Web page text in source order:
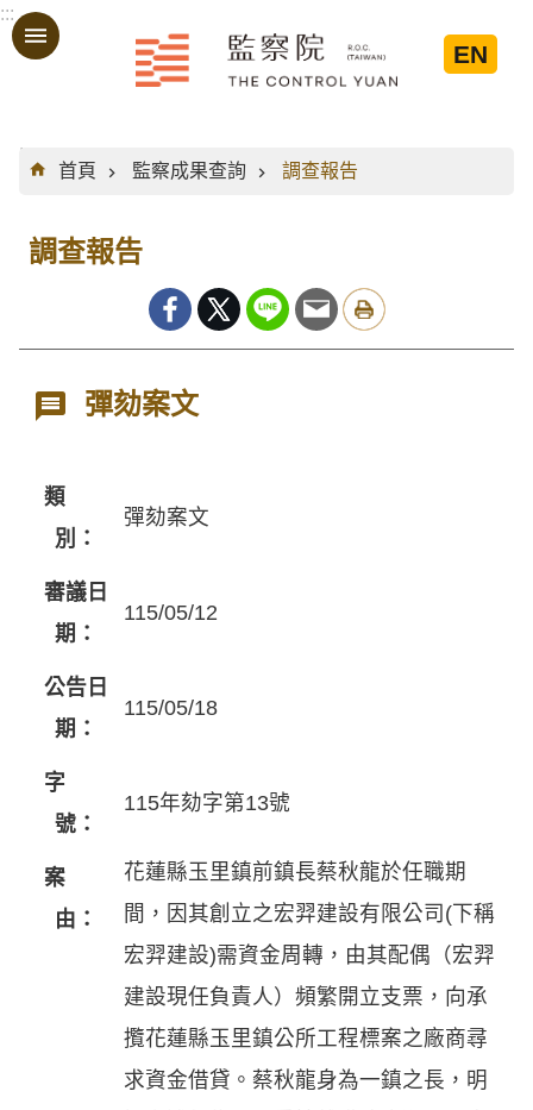
跳到主要內容區塊
:::
EN
:::
首頁
監察成果查詢 調查報告
調查報告
彈劾案文
類
別：
彈劾案文
審議日
期：
115/05/12
公告日
期：
115/05/18
字
號：
115年劾字第13號
案
由：
花蓮縣玉里鎮前鎮長蔡秋龍於任職期
間，因其創立之宏羿建設有限公司(下稱
宏羿建設)需資金周轉，由其配偶（宏羿
建設現任負責人）頻繁開立支票，向承
攬花蓮縣玉里鎮公所工程標案之廠商尋
求資金借貸。蔡秋龍身為一鎮之長，明